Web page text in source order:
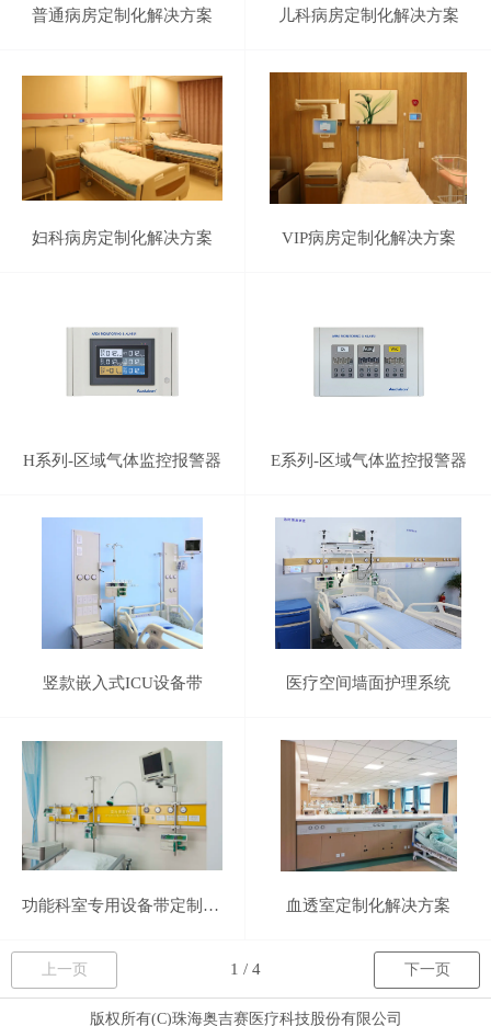
普通病房定制化解决方案 儿科病房定制化解决方案
妇科病房定制化解决方案 VIP病房定制化解决方案
H系列-区域气体监控报警器 E系列-区域气体监控报警器
竖款嵌入式ICU设备带 医疗空间墙面护理系统
功能科室专用设备带定制化解决方案 血透室定制化解决方案
上一页 下一页
版权所有(C)珠海奥吉赛医疗科技股份有限公司